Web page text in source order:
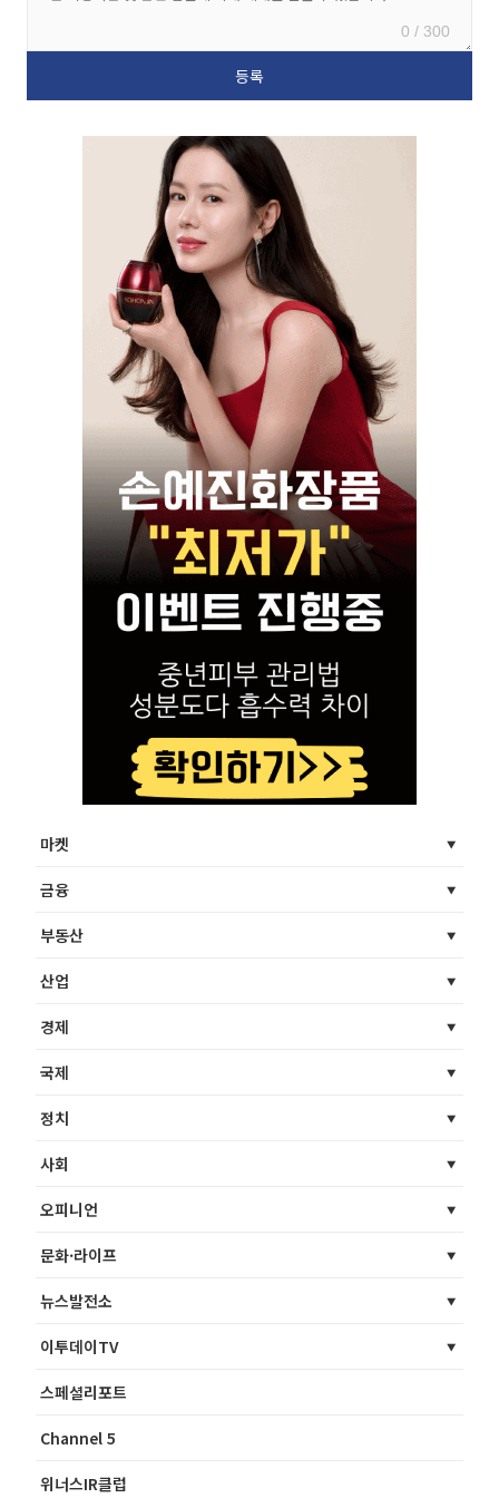
0 / 300
마켓
금융
부동산
산업
경제
국제
정치
사회
오피니언
문화·라이프
뉴스발전소
이투데이TV
스페셜리포트
Channel 5
위너스IR클럽